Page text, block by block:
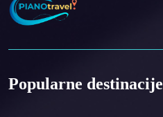
Popularne destinacije